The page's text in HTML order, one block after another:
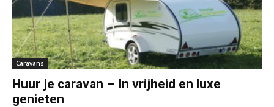
Caravans
Huur je caravan – In vrijheid en luxe
genieten